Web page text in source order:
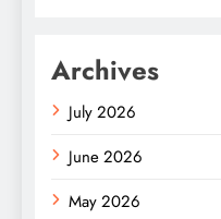
Archives
July 2026
June 2026
May 2026